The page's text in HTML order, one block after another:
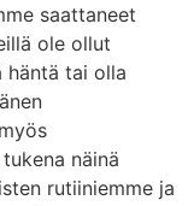
saattaneet
ole ollut
häntä tai olla
näinä
rutiiniemme ja